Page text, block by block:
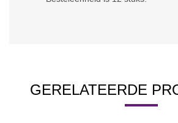
GERELATEERDE